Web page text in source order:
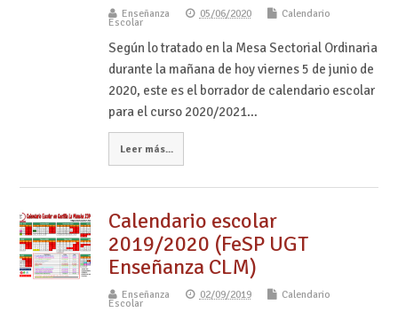
Enseñanza 05/06/2020 Calendario
Escolar
Según lo tratado en la Mesa Sectorial Ordinaria
durante la mañana de hoy viernes 5 de junio de
2020, este es el borrador de calendario escolar
para el curso 2020/2021…
Leer más...
Calendario escolar
2019/2020 (FeSP UGT
Enseñanza CLM)
Enseñanza 02/09/2019 Calendario
Escolar